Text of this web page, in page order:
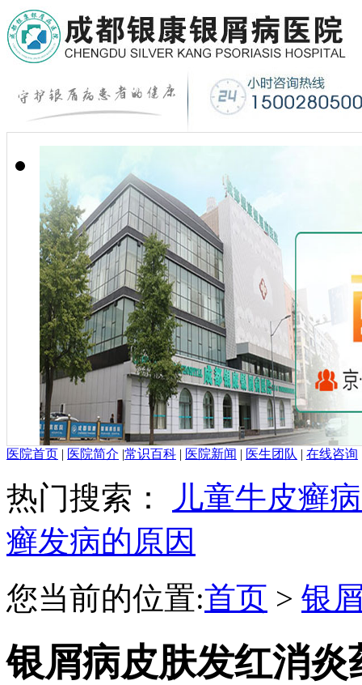
医院首页 | 医院简介 |常识百科 | 医院新闻 | 医生团队 | 在线咨询
热门搜索：
儿童牛皮癣
癣发病的原因
您当前的位置:首页 > 银
银屑病皮肤发红消炎